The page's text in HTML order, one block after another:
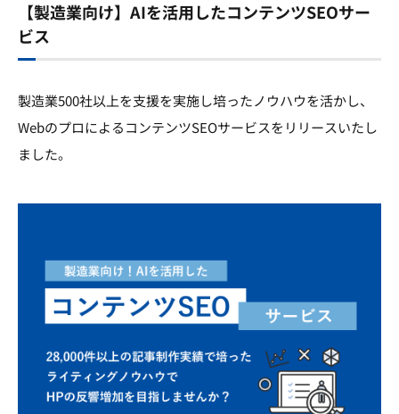
【製造業向け】AIを活用したコンテンツSEOサー
ビス
製造業500社以上を支援を実施し培ったノウハウを活かし、
WebのプロによるコンテンツSEOサービスをリリースいたし
ました。